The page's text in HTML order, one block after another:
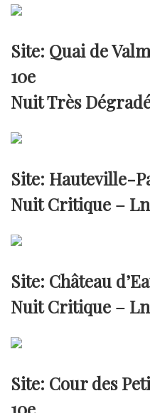
Site: Quai de
10e
Nuit Très
Site: Hauteville-
Nuit Critique –
Site: Château
Nuit Critique –
Site: Cour des